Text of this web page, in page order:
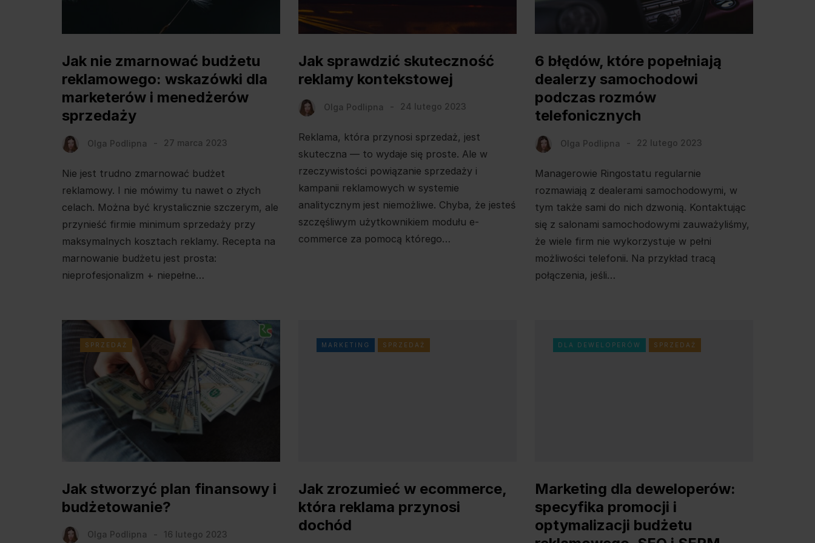
Jak nie zmarnować budżetu
reklamowego: wskazówki dla
marketerów i menedżerów
sprzedaży
Olga Podlipna 27 marca 2023
Nie jest trudno zmarnować budżet
reklamowy. I nie mówimy tu nawet o złych
celach. Można być krystalicznie szczerym, ale
przynieść firmie minimum sprzedaży przy
maksymalnych kosztach reklamy. Recepta na
marnowanie budżetu jest prosta:
nieprofesjonalizm + niepełne…
Jak sprawdzić skuteczność
reklamy kontekstowej
Olga Podlipna 24 lutego 2023
Reklama, która przynosi sprzedaż, jest
skuteczna — to wydaje się proste. Ale w
rzeczywistości powiązanie sprzedaży i
kampanii reklamowych w systemie
analitycznym jest niemożliwe. Chyba, że jesteś
szczęśliwym użytkownikiem modułu e-
commerce za pomocą którego…
6 błędów, które popełniają
dealerzy samochodowi
podczas rozmów
telefonicznych
Olga Podlipna 22 lutego 2023
Managerowie Ringostatu regularnie
rozmawiają z dealerami samochodowymi, w
tym także sami do nich dzwonią. Kontaktując
się z salonami samochodowymi zauważyliśmy,
że wiele firm nie wykorzystuje w pełni
możliwości telefonii. Na przykład tracą
połączenia, jeśli…
SPRZEDAŻ
Jak stworzyć plan finansowy i
budżetowanie?
Olga Podlipna 16 lutego 2023
MARKETING SPRZEDAŻ
Jak zrozumieć w ecommerce,
która reklama przynosi
dochód
DLA DEWELOPERÓW SPRZEDAŻ
Marketing dla deweloperów:
specyfika promocji i
optymalizacji budżetu